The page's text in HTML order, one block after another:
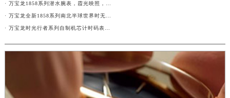
· 万宝龙1858系列潜水腕表，霞光映照，共迎新年
· 万宝龙全新1858系列南北半球世界时无氧限量款腕表鉴赏
· 万宝龙时光行者系列自制机芯计时码表，怀旧遐思